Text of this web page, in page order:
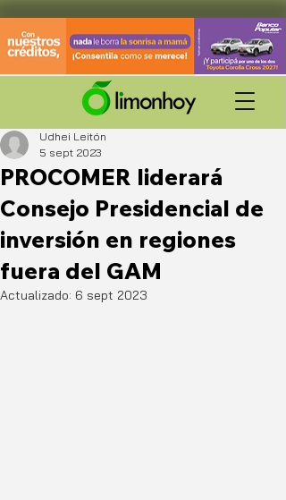
PROCOMER liderará
Consejo Presidencial de
inversión en regiones
fuera del GAM
Udhei Leitón
5 sept 2023
Actualizado: 6 sept 2023